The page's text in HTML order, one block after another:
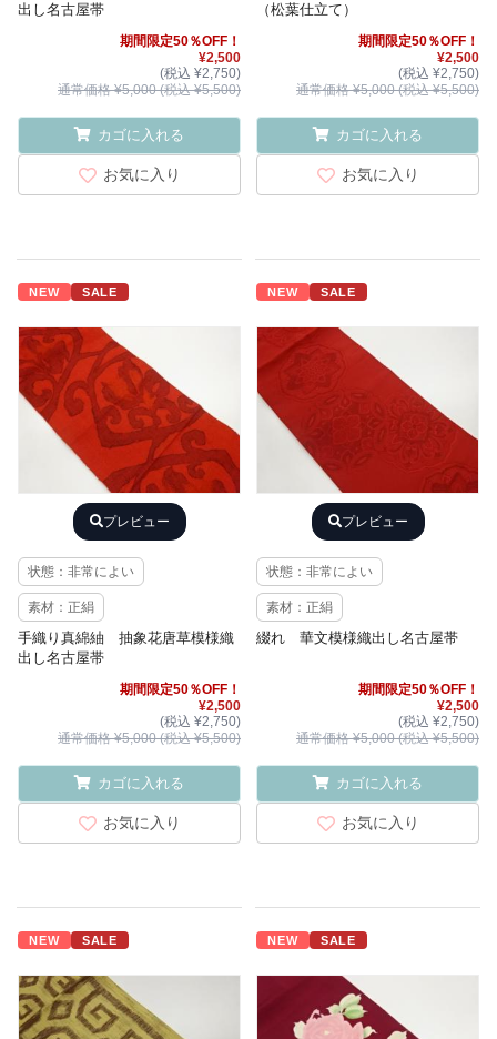
出し名古屋帯
期間限定50％OFF！
¥2,500
(税込 ¥2,750)
通常価格 ¥5,000 (税込 ¥5,500)
カゴに入れる
お気に入り
（松葉仕立て）
期間限定50％OFF！
¥2,500
(税込 ¥2,750)
通常価格 ¥5,000 (税込 ¥5,500)
カゴに入れる
お気に入り
NEW SALE
プレビュー
状態：非常によい
素材：正絹
手織り真綿紬 抽象花唐草模様織
出し名古屋帯
期間限定50％OFF！
¥2,500
(税込 ¥2,750)
通常価格 ¥5,000 (税込 ¥5,500)
カゴに入れる
お気に入り
NEW SALE
プレビュー
状態：非常によい
素材：正絹
綴れ 華文模様織出し名古屋帯
期間限定50％OFF！
¥2,500
(税込 ¥2,750)
通常価格 ¥5,000 (税込 ¥5,500)
カゴに入れる
お気に入り
NEW SALE NEW SALE